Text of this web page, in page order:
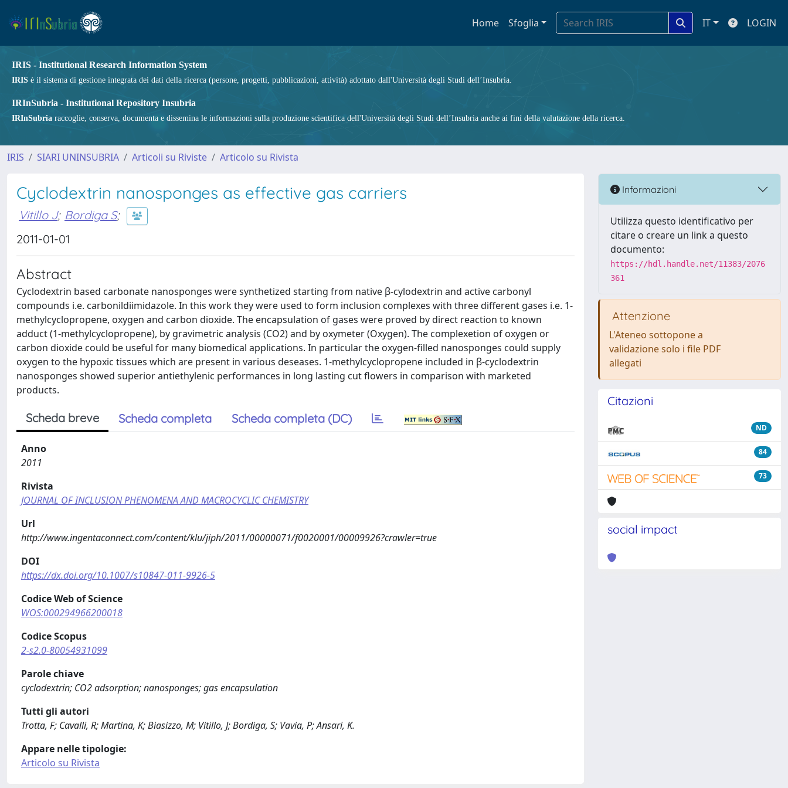
Home Sfoglia IT LOGIN
IRIS - Institutional Research Information System
IRIS è il sistema di gestione integrata dei dati della ricerca (persone, progetti, pubblicazioni, attività) adottato dall'Università degli Studi dell’Insubria.
IRInSubria - Institutional Repository Insubria
IRInSubria raccoglie, conserva, documenta e dissemina le informazioni sulla produzione scientifica dell'Università degli Studi dell’Insubria anche ai fini della valutazione della ricerca.
IRIS SIARI UNINSUBRIA Articoli su Riviste Articolo su Rivista
Cyclodextrin nanosponges as effective gas carriers
Vitillo J; Bordiga S;
2011-01-01
Abstract
Cyclodextrin based carbonate nanosponges were synthetized starting from native β-cylodextrin and active carbonyl
compounds i.e. carbonildiimidazole. In this work they were used to form inclusion complexes with three different gases i.e. 1-
methylcyclopropene, oxygen and carbon dioxide. The encapsulation of gases were proved by direct reaction to known
adduct (1-methylcyclopropene), by gravimetric analysis (CO2) and by oxymeter (Oxygen). The complexetion of oxygen or
carbon dioxide could be useful for many biomedical applications. In particular the oxygen-filled nanosponges could supply
oxygen to the hypoxic tissues which are present in various deseases. 1-methylcyclopropene included in β-cyclodextrin
nanosponges showed superior antiethylenic performances in long lasting cut flowers in comparison with marketed
products.
Scheda breve Scheda completa Scheda completa (DC)
Anno
2011
Rivista
JOURNAL OF INCLUSION PHENOMENA AND MACROCYCLIC CHEMISTRY
Url
http://www.ingentaconnect.com/content/klu/jiph/2011/00000071/f0020001/00009926?crawler=true
DOI
https://dx.doi.org/10.1007/s10847-011-9926-5
Codice Web of Science
WOS:000294966200018
Codice Scopus
2-s2.0-80054931099
Parole chiave
cyclodextrin; CO2 adsorption; nanosponges; gas encapsulation
Tutti gli autori
Trotta, F; Cavalli, R; Martina, K; Biasizzo, M; Vitillo, J; Bordiga, S; Vavia, P; Ansari, K.
Appare nelle tipologie:
Articolo su Rivista
Informazioni
Utilizza questo identificativo per
citare o creare un link a questo
documento:
https://hdl.handle.net/11383/2076
361
Attenzione
L'Ateneo sottopone a
validazione solo i file PDF
allegati
Citazioni
ND
84
73
social impact